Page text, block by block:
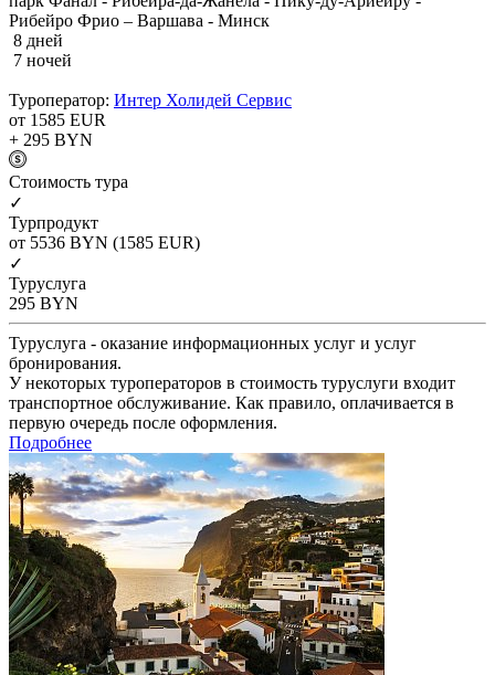
Рибейро Фрио – Варшава - Минск
8 дней
7 ночей
Туроператор: Интер Холидей Сервис
от 1585 EUR
+ 295 BYN
Cтоимость тура
✓
Турпродукт
от 5536 BYN (1585 EUR)
✓
Туруслуга
295 BYN
Туруслуга - оказание информационных услуг и услуг
бронирования.
У некоторых туроператоров в стоимость туруслуги входит
транспортное обслуживание. Как правило, оплачивается в
первую очередь после оформления.
Подробнее